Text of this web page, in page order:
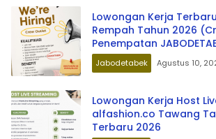
Lowongan Kerja
Rempah Tahun 2026
Penempatan
Jabodetabek Agustus 10,
Lowongan Kerja Host
alfashion.co Tawang
Terbaru 2026